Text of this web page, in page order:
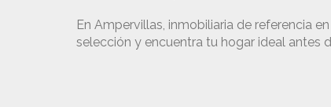
En Ampervillas, inmobiliaria de referencia
selección y encuentra tu hogar ideal antes